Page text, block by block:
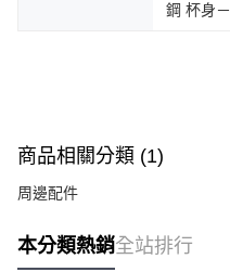
鋼 杯身
商品相關分類 (1)
周邊配件
本分類熱銷全站排行